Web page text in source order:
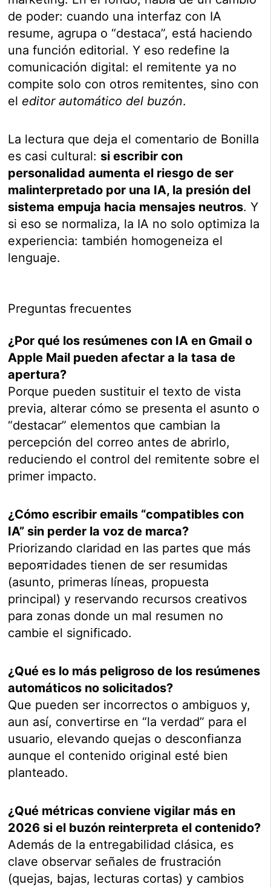
de poder: cuando una interfaz con IA
resume, agrupa o “destaca”, está haciendo
una función editorial. Y eso redefine la
comunicación digital: el remitente ya no
compite solo con otros remitentes, sino con
el editor automático del buzón.
La lectura que deja el comentario de Bonilla
es casi cultural: si escribir con
personalidad aumenta el riesgo de ser
malinterpretado por una IA, la presión del
sistema empuja hacia mensajes neutros. Y
si eso se normaliza, la IA no solo optimiza la
experiencia: también homogeneiza el
lenguaje.
Preguntas frecuentes
¿Por qué los resúmenes con IA en Gmail o
Apple Mail pueden afectar a la tasa de
apertura?
Porque pueden sustituir el texto de vista
previa, alterar cómo se presenta el asunto o
“destacar” elementos que cambian la
percepción del correo antes de abrirlo,
reduciendo el control del remitente sobre el
primer impacto.
¿Cómo escribir emails “compatibles con
IA” sin perder la voz de marca?
Priorizando claridad en las partes que más
вероятidades tienen de ser resumidas
(asunto, primeras líneas, propuesta
principal) y reservando recursos creativos
para zonas donde un mal resumen no
cambie el significado.
¿Qué es lo más peligroso de los resúmenes
automáticos no solicitados?
Que pueden ser incorrectos o ambiguos y,
aun así, convertirse en “la verdad” para el
usuario, elevando quejas o desconfianza
aunque el contenido original esté bien
planteado.
¿Qué métricas conviene vigilar más en
2026 si el buzón reinterpreta el contenido?
Además de la entregabilidad clásica, es
clave observar señales de frustración
(quejas, bajas, lecturas cortas) y cambios